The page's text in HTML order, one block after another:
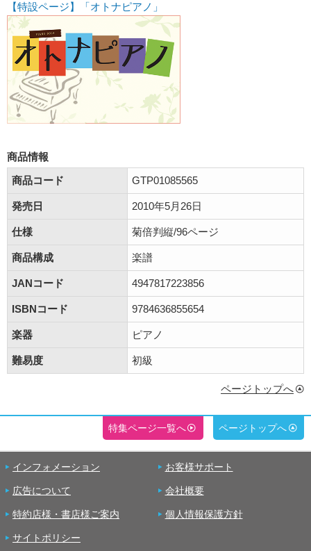
【特設ページ】「オトナピアノ」
商品情報
商品コード
GTP01085565
発売日 2010年5月26日
仕様 菊倍判縦/96ページ
商品構成 楽譜
JANコード 4947817223856
ISBNコード 9784636855654
楽器 ピアノ
難易度 初級
ページトップへ
特集ページ一覧へ ページトップへ
インフォメーション お客様サポート
広告について 会社概要
特約店様・書店様ご案内 個人情報保護方針
サイトポリシー